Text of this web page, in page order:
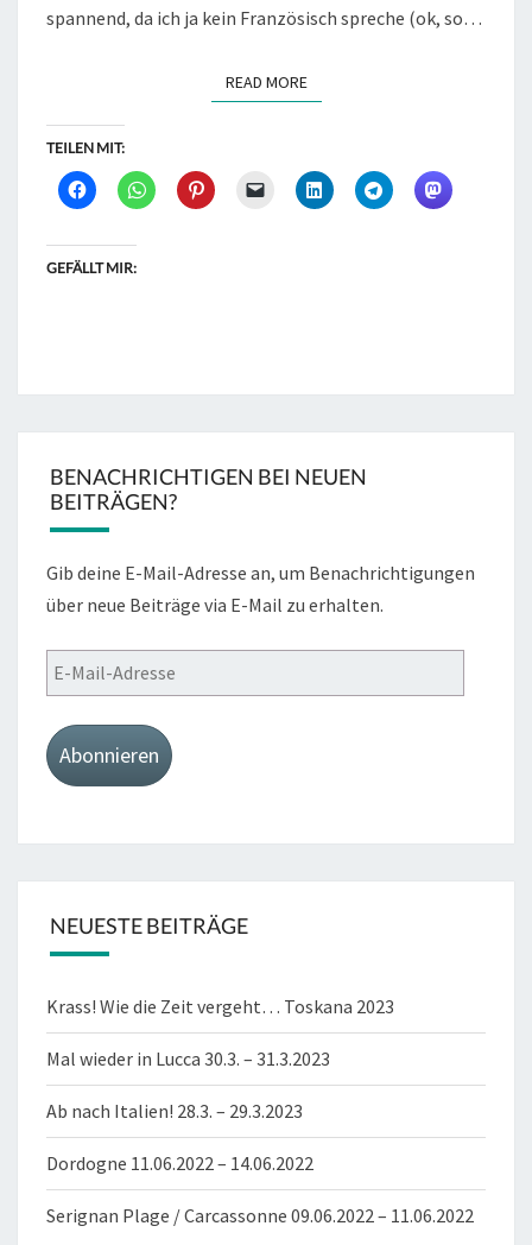
spannend, da ich ja kein Französisch spreche (ok, so…
READ MOREREAD MORE
TEILEN MIT:
GEFÄLLT MIR:
BENACHRICHTIGEN BEI NEUEN
BEITRÄGEN?
Gib deine E-Mail-Adresse an, um Benachrichtigungen
über neue Beiträge via E-Mail zu erhalten.
E-
Mail-
Adresse
Abonnieren
NEUESTE BEITRÄGE
Krass! Wie die Zeit vergeht… Toskana 2023
Mal wieder in Lucca 30.3. – 31.3.2023
Ab nach Italien! 28.3. – 29.3.2023
Dordogne 11.06.2022 – 14.06.2022
Serignan Plage / Carcassonne 09.06.2022 – 11.06.2022